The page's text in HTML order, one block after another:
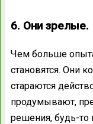
6. Они зрелые.
Чем больше
становятся. Они
стараются
продумывают,
решения, будь-то